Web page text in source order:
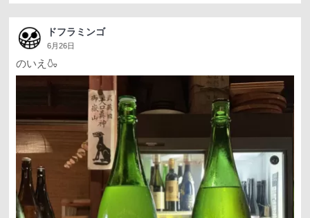
ドフラミンゴ
6月26日
のいえ🍶